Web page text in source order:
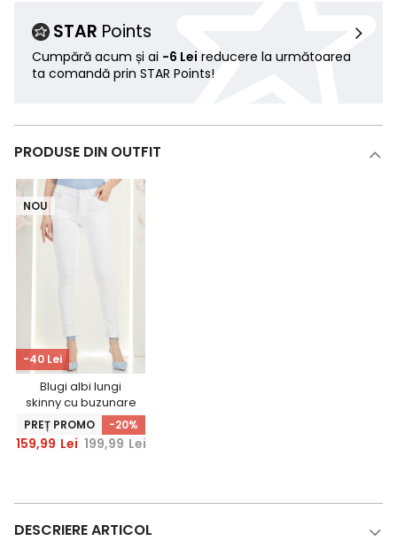
STAR Points
Cumpără acum și ai -6 Lei reducere la următoarea
ta comandă prin STAR Points!
PRODUSE DIN OUTFIT
-40 Lei
NOU
Blugi albi lungi
skinny cu buzunare
laterale si efect
Push Up
PREȚ PROMO -20%
159,99 Lei 199,99 Lei
DESCRIERE ARTICOL